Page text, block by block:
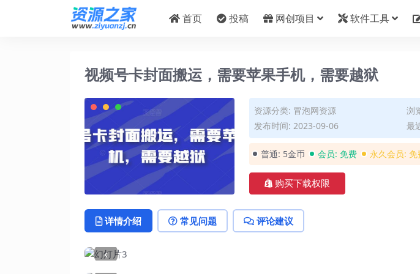
首页 投稿 网创项目 软件工具
视频号卡封面搬运，需要苹果手机，需要越狱
资源分类: 冒泡网资源
浏
发布时间: 2023-09-06
最
普通: 5金币 会员: 免费 永久会员: 免
购买下载权限
详情介绍 常见问题 评论建议
‹